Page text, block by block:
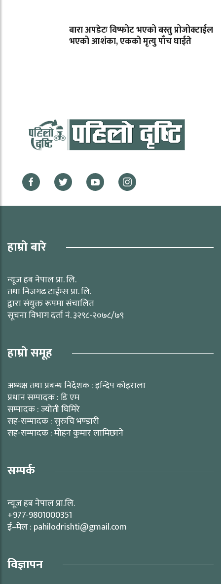
बारा अपडेटः विष्फोट भएको बस्तु प्रोजोक्टाईल
भएको आशंका, एकको मृत्यु पाँच घाईते
हाम्रो बारे
न्यूज हब नेपाल प्रा. लि.
तथा निजगढ टाईम्स प्रा. लि.
द्वारा संयुक्त रूपमा संचालित
सूचना विभाग दर्ता नं. ३२९८-२०७८/७९
हाम्रो समूह
अध्यक्ष तथा प्रबन्ध निर्देशक : इन्दिप कोइराला
प्रधान सम्पादक : डि एम
सम्पादक : ज्योती घिमिरे
सह-सम्पादक : सुरुचि भण्डारी
सह-सम्पादक : मोहन कुमार लामिछाने
सम्पर्क
न्यूज हब नेपाल प्रा.लि.
+977-9801000351
ई–मेल : pahilodrishti@gmail.com
विज्ञापन